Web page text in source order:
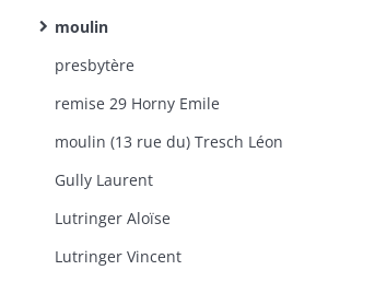
moulin
presbytère
remise 29 Horny Emile
moulin (13 rue du) Tresch Léon
Gully Laurent
Lutringer Aloïse
Lutringer Vincent